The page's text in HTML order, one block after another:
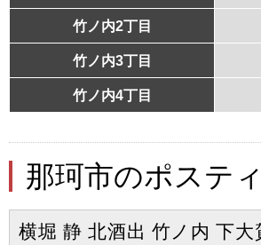
竹ノ内2丁目
竹ノ内3丁目
竹ノ内4丁目
那珂市のポステ
横堀 静 北酒出 竹ノ内 下